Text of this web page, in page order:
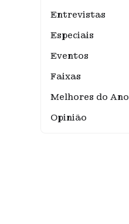
Entrevistas
Especiais
Eventos
Faixas
Melhores do Ano
Opinião